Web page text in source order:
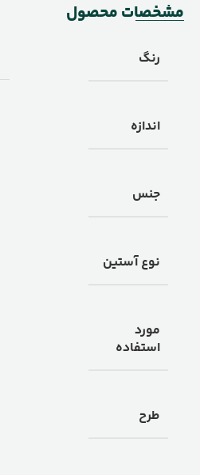
مشخصات محصول
رنگ
اندازه
جنس
نوع آستین
مورد
استفاده
طرح